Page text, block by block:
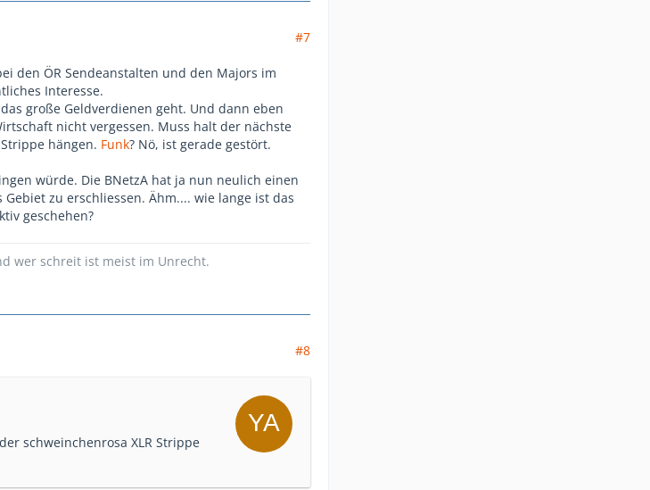
#7
den ÖR Sendeanstalten und den Majors im
Interesse.
große Geldverdienen geht. Und dann eben
nicht vergessen. Muss halt der nächste
hängen. Funk? Nö, ist gerade gestört.
würde. Die BNetzA hat ja nun neulich einen
zu erschliessen. Ähm.... wie lange ist das
geschehen?
wer schreit ist meist im Unrecht.
#8
schweinchenrosa XLR Strippe